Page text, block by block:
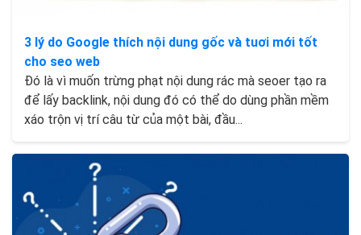
3 lý do Google thích nội dung gốc và tuơi mới tốt
cho seo web
Đó là vì muốn trừng phạt nội dung rác mà seoer tạo ra
để lấy backlink, nội dung đó có thể do dùng phần mềm
xáo trộn vị trí câu từ của một bài, đầu...